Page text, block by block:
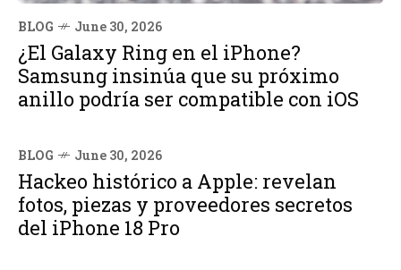
BLOG June 30, 2026
¿El Galaxy Ring en el iPhone?
Samsung insinúa que su próximo
anillo podría ser compatible con iOS
BLOG June 30, 2026
Hackeo histórico a Apple: revelan
fotos, piezas y proveedores secretos
del iPhone 18 Pro